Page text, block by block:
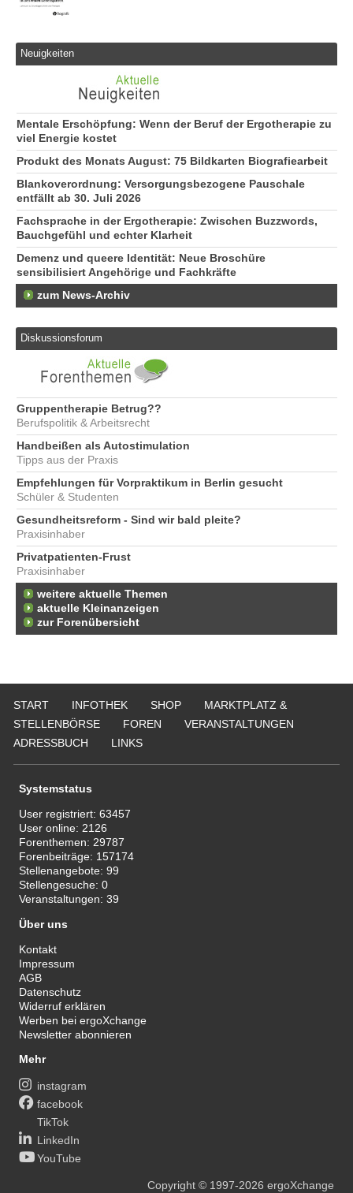
Neuigkeiten
Mentale Erschöpfung: Wenn der Beruf der Ergotherapie zu
viel Energie kostet
Produkt des Monats August: 75 Bildkarten Biografiearbeit
Blankoverordnung: Versorgungsbezogene Pauschale
entfällt ab 30. Juli 2026
Fachsprache in der Ergotherapie: Zwischen Buzzwords,
Bauchgefühl und echter Klarheit
Demenz und queere Identität: Neue Broschüre
sensibilisiert Angehörige und Fachkräfte
zum News-Archiv
Diskussionsforum
Gruppentherapie Betrug??
Berufspolitik & Arbeitsrecht
Handbeißen als Autostimulation
Tipps aus der Praxis
Empfehlungen für Vorpraktikum in Berlin gesucht
Schüler & Studenten
Gesundheitsreform - Sind wir bald pleite?
Praxisinhaber
Privatpatienten-Frust
Praxisinhaber
weitere aktuelle Themen
aktuelle Kleinanzeigen
zur Forenübersicht
START INFOTHEK SHOP
MARKTPLATZ &
STELLENBÖRSE
FOREN
VERANSTALTUNGEN
ADRESSBUCH
LINKS
Systemstatus
User registriert:63457
User online: 2126
Forenthemen: 29787
Forenbeiträge: 157174
Stellenangebote:99
Stellengesuche:0
Veranstaltungen:39
Über uns
Kontakt
Impressum
AGB
Datenschutz
Widerruf erklären
Werben bei ergoXchange
Newsletter abonnieren
Mehr
instagram
facebook
TikTok
LinkedIn
YouTube
Copyright© 1997-2026 ergoXchange